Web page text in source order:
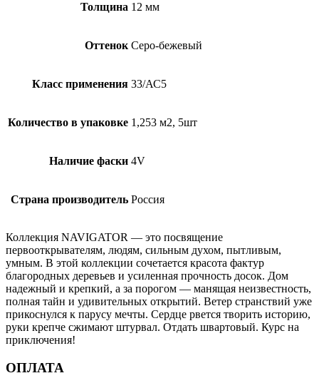
Толщина 12 мм
Оттенок Серо-бежевый
Класс применения 33/АС5
Количество в упаковке 1,253 м2, 5шт
Наличие фаски 4V
Страна производитель Россия
Коллекция NAVIGATOR — это посвящение
первооткрывателям, людям, сильным духом, пытливым,
умным. В этой коллекции сочетается красота фактур
благородных деревьев и усиленная прочность досок. Дом
надежный и крепкий, а за порогом — манящая неизвестность,
полная тайн и удивительных открытий. Ветер странствий уже
прикоснулся к парусу мечты. Сердце рвется творить историю,
руки крепче сжимают штурвал. Отдать швартовый. Курс на
приключения!
ОПЛАТА